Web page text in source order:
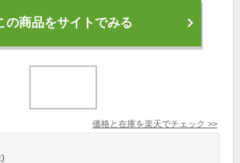
の商品をサイトでみる
価格と在庫を楽天でチェック >>